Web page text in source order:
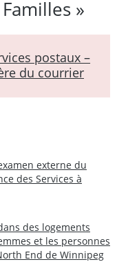
»
postaux –
du courrier
externe du
des Services à
des logements
et les personnes
End de Winnipeg